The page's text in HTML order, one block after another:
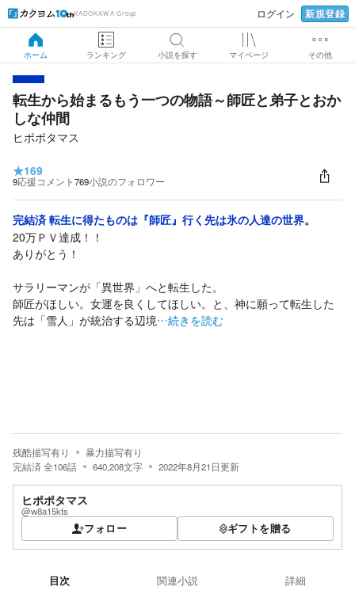
KADOKAWA Group ログイン 新規登録
ホーム ランキング 小説を探す マイページ その他
転生から始まるもう一つの物語～師匠と弟子とおか
しな仲間
ヒポポタマス
★169
9応援コメント769小説のフォロワー
完結済 転生に得たものは『師匠』行く先は氷の人達の世界。
20万ＰＶ達成！！
ありがとう！
サラリーマンが「異世界」へと転生した。
師匠がほしい。女運を良くしてほしい。と、神に願って転生した
先は「雪人」が統治する辺境…続きを読む
残酷描写有り
暴力描写有り
完結済全106話 640,208文字 2022年8月21日更新
ヒポポタマス
@w8a15kts
フォロー ギフトを贈る
目次 関連小説 詳細